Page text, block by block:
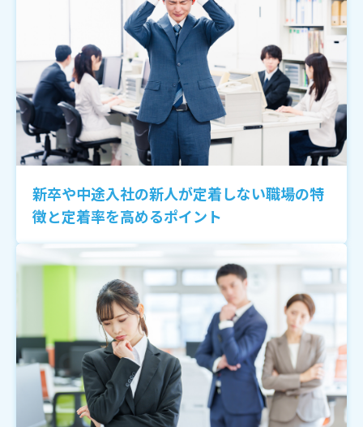
新卒や中途入社の新人が定着しない職場の特
徴と定着率を高めるポイント